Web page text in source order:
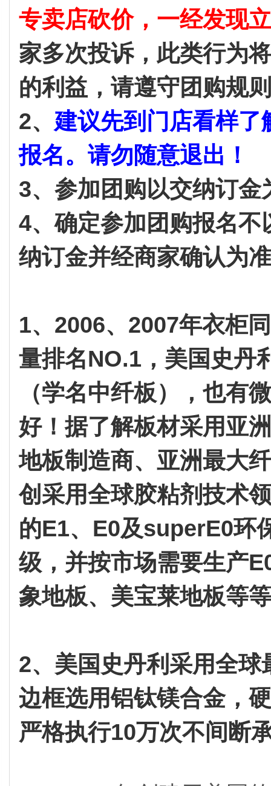
专卖店砍价，一经发现
家多次投诉，此类行为
的利益，请遵守团购规
2、 建议先到门店看样
报名。请勿随意退出！
3、参加团购以交纳订金
4、确定参加团购报名
纳订金并经商家确认为
1、2006、2007年衣柜
量排名NO.1，美国史丹
（学名中纤板），也有
好！据了解板材采用亚
地板制造商、亚洲最大
创采用全球胶粘剂技术
的E1、E0及superE0环
级，并按市场需要生产
象地板、美宝莱地板等
2、美国史丹利采用全
边框选用铝钛镁合金，
严格执行10万次不间